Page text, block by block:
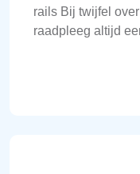
rails Bij twijfel
raadpleeg altijd